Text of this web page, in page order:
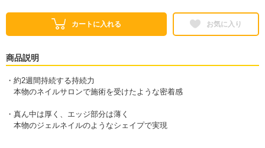
カートに入れる お気に入り
商品説明
・約2週間持続する持続力
本物のネイルサロンで施術を受けたような密着感
・真ん中は厚く、エッジ部分は薄く
本物のジェルネイルのようなシェイプで実現